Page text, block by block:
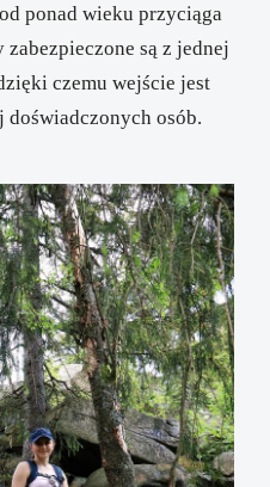
ponad wieku przyciąga
są z jednej
czemu wejście jest
doświadczonych osób.